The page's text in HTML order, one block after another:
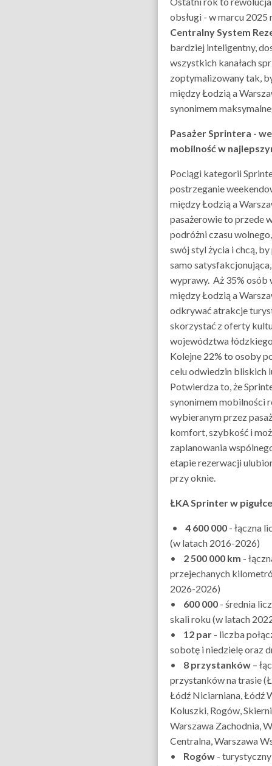
obsługi - w marcu 2025
Centralny System
bardziej inteligentny,
wszystkich kanałach
zoptymalizowany tak,
między Łodzią a
synonimem
Pasażer Sprintera -
mobilność w
Pociągi kategorii
postrzeganie
między Łodzią a
pasażerowie to przede
podróżni czasu
swój styl życia i chcą,
samo
wyprawy. Aż 35% osób
między Łodzią a
odkrywać atrakcje
skorzystać z oferty
województwa
Kolejne 22% to osoby
celu odwiedzin bliskich
Potwierdza to, że
synonimem mobilności
wybieranym przez
komfort, szybkość i
zaplanowania
etapie rezerwacji
przy oknie.
ŁKA Sprinter w
• 4 600 000 - łączna
(w latach 2016-2026)
•
2 500 000 km -
przejechanych
2026-2026)
• 600 000 - średnia
skali roku (w latach
• 12 par - liczba
sobotę i niedzielę oraz
• 8 przystanków –
przystanków na trasie
Łódź Niciarniana, Łódź
Koluszki, Rogów,
Warszawa Zachodnia,
Centralna, Warszawa
• Rogów -